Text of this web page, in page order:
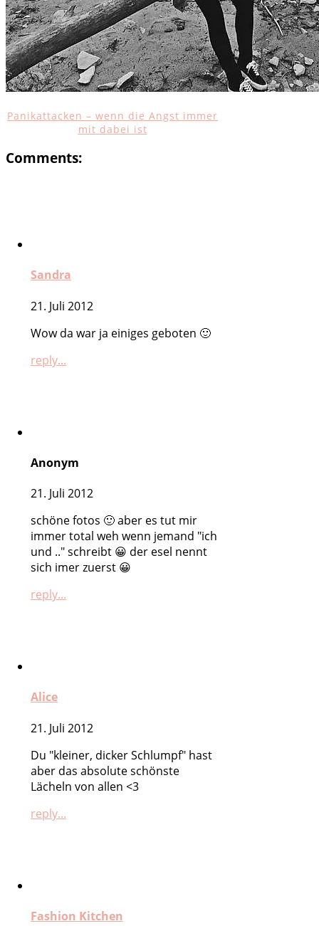
Panikattacken – wenn die Angst immer
mit dabei ist
Comments:
Sandra
21. Juli 2012
Wow da war ja einiges geboten 🙂
reply...
Anonym
21. Juli 2012
schöne fotos 🙂 aber es tut mir
immer total weh wenn jemand "ich
und .." schreibt 😀 der esel nennt
sich imer zuerst 😀
reply...
Alice
21. Juli 2012
Du "kleiner, dicker Schlumpf" hast
aber das absolute schönste
Lächeln von allen <3
reply...
Fashion Kitchen